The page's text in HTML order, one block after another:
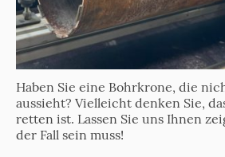
Haben Sie eine Bohrkrone, die
aussieht? Vielleicht denken Sie,
retten ist. Lassen Sie uns Ihnen
der Fall sein muss!